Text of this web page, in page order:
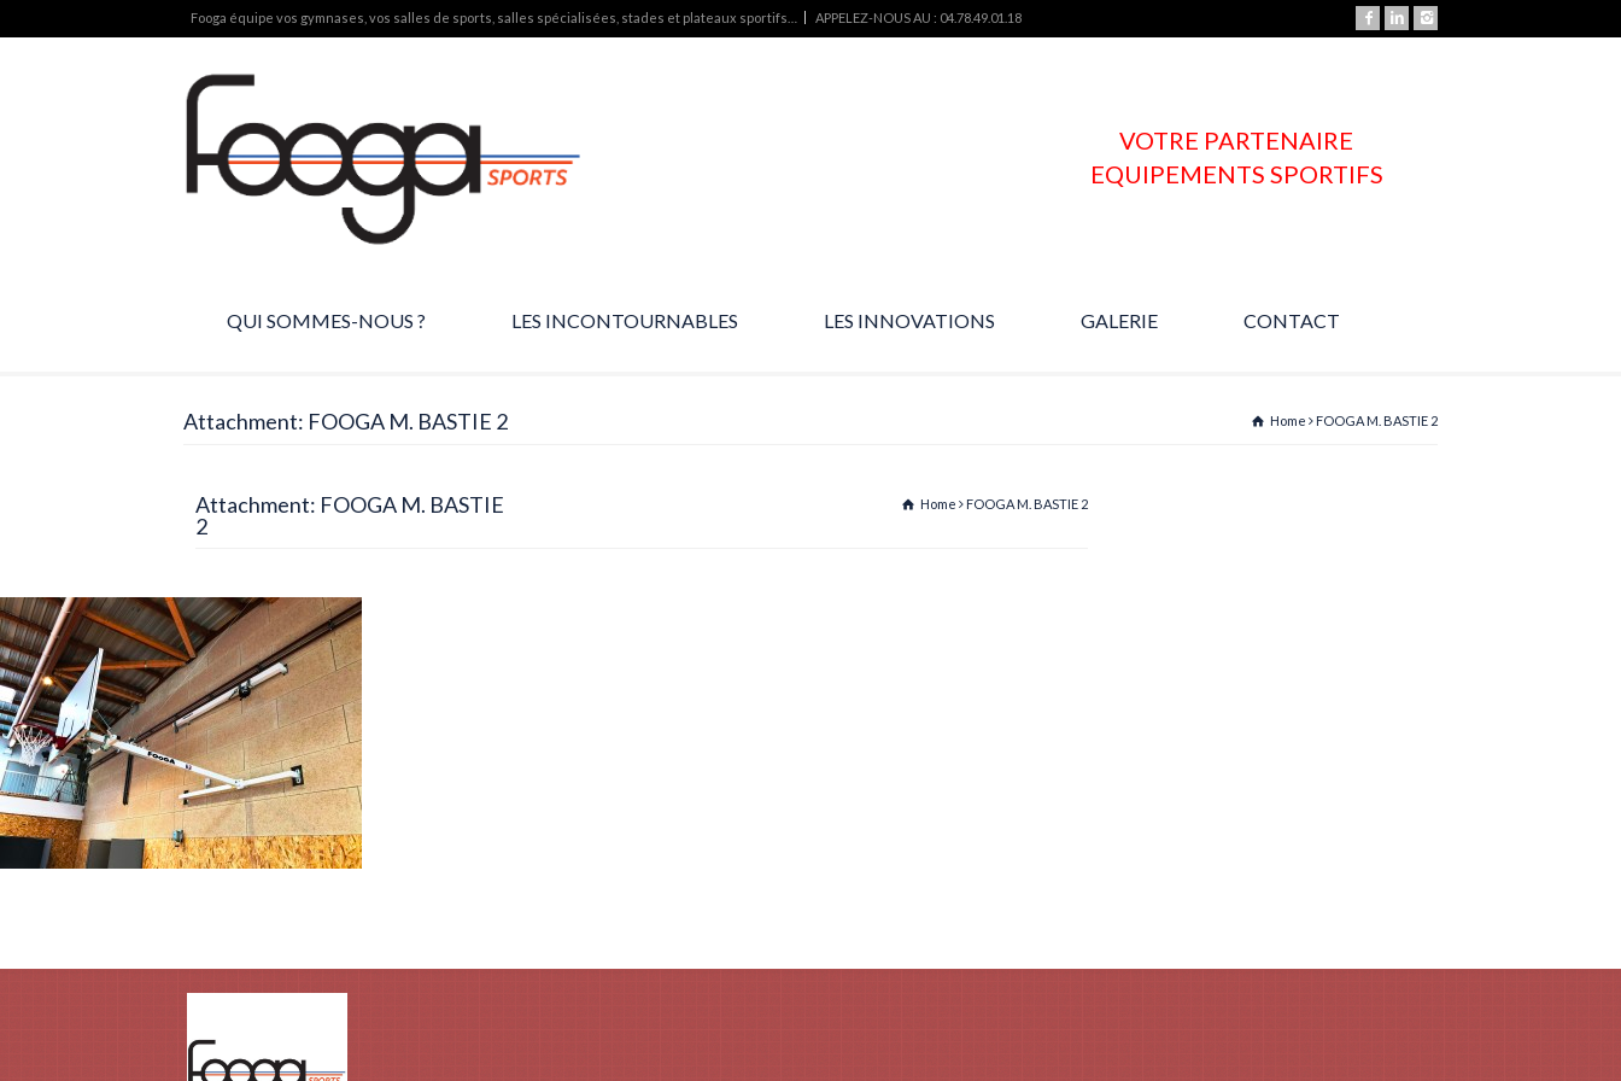
Fooga équipe vos gymnases, vos salles de sports, salles spécialisées, stades et plateaux sportifs… APPELEZ-NOUS AU : 04.78.49.01.18
VOTRE PARTENAIRE
EQUIPEMENTS SPORTIFS
QUI SOMMES-NOUS ? LES INCONTOURNABLES LES INNOVATIONS GALERIE CONTACT
Attachment: FOOGA M. BASTIE 2 Home FOOGA M. BASTIE 2
Attachment: FOOGA M. BASTIE
2
Home FOOGA M. BASTIE 2